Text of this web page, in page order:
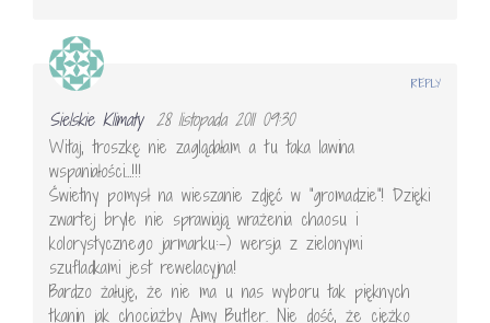
Sielskie Klimaty 28 listopada 2011 09:30
Witaj, troszkę nie zaglądałam a tu taka lawina
wspaniałości…!!!
Świetny pomysł na wieszanie zdjęć w "gromadzie"! Dzięki
zwartej bryle nie sprawiają wrażenia chaosu i
kolorystycznego jarmarku:-) wersja z zielonymi
szufladkami jest rewelacyjna!
Bardzo żałuję, że nie ma u nas wyboru tak pięknych
tkanin jak chociażby Amy Butler. Nie dość, że ciężko
REPLY